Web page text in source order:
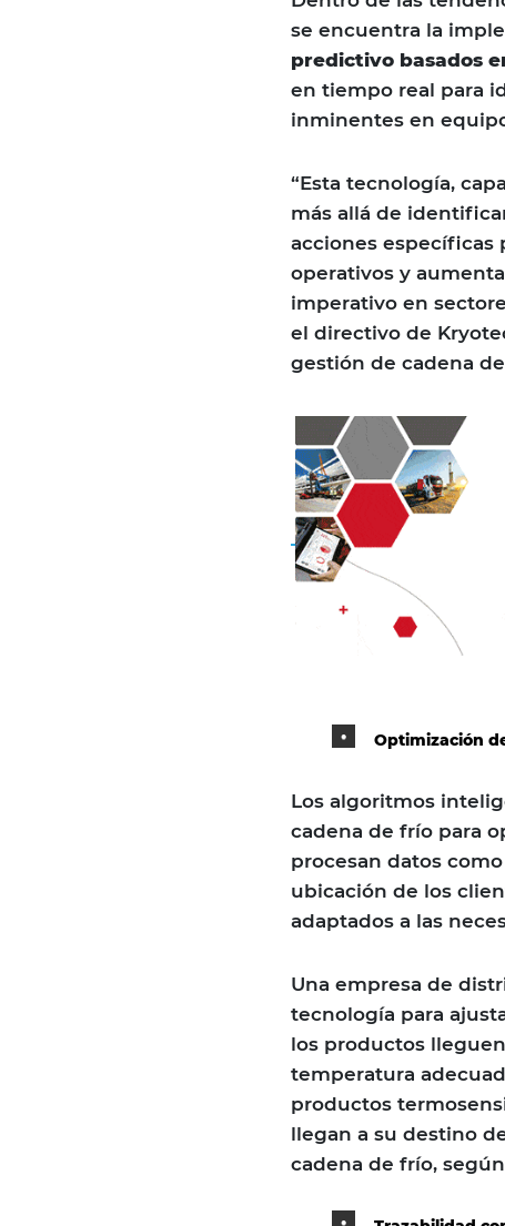
se encuentra la
predictivo basados
en tiempo real para
inminentes en
“Esta tecnología,
más allá de
acciones específicas
operativos y
imperativo en
el directivo de
gestión de cadena
Optimización
Los algoritmos
cadena de frío para
procesan datos
ubicación de los
adaptados a las
Una empresa de
tecnología para
los productos
temperatura
productos
llegan a su destino
cadena de frío,